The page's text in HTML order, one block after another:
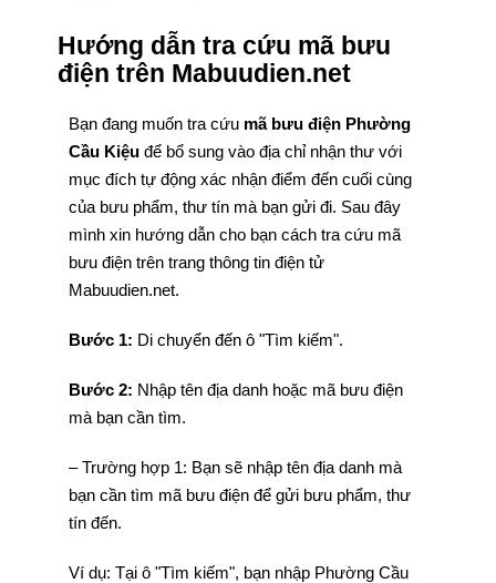
Hướng dẫn tra cứu mã bưu
điện trên Mabuudien.net
Bạn đang muốn tra cứu mã bưu điện Phường
Cầu Kiệu để bổ sung vào địa chỉ nhận thư với
mục đích tự động xác nhận điểm đến cuối cùng
của bưu phẩm, thư tín mà bạn gửi đi. Sau đây
mình xin hướng dẫn cho bạn cách tra cứu mã
bưu điện trên trang thông tin điện tử
Mabuudien.net.
Bước 1: Di chuyển đến ô "Tìm kiếm".
Bước 2: Nhập tên địa danh hoặc mã bưu điện
mà bạn cần tìm.
– Trường hợp 1: Bạn sẽ nhập tên địa danh mà
bạn cần tìm mã bưu điện để gửi bưu phẩm, thư
tín đến.
Ví dụ: Tại ô "Tìm kiếm", bạn nhập Phường Cầu